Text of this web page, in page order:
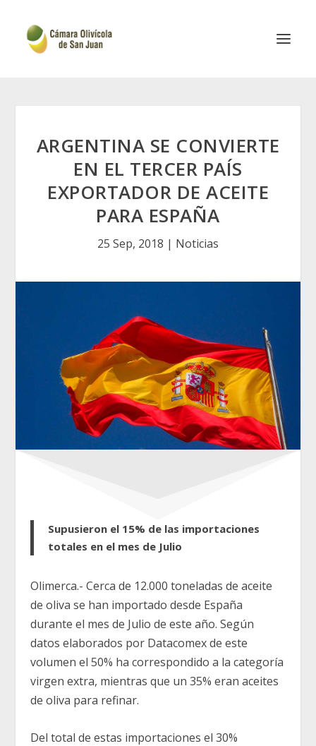
ARGENTINA SE CONVIERTE
EN EL TERCER PAÍS
EXPORTADOR DE ACEITE
PARA ESPAÑA
25 Sep, 2018 | Noticias
Supusieron el 15% de las importaciones
totales en el mes de Julio
Olimerca.- Cerca de 12.000 toneladas de aceite
de oliva se han importado desde España
durante el mes de Julio de este año. Según
datos elaborados por Datacomex de este
volumen el 50% ha correspondido a la categoría
virgen extra, mientras que un 35% eran aceites
de oliva para refinar.
Del total de estas importaciones el 30%